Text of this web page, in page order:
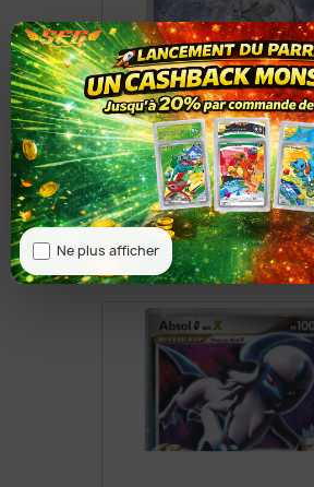
Reshiram De N 167/
8,50 €
Ne plus afficher